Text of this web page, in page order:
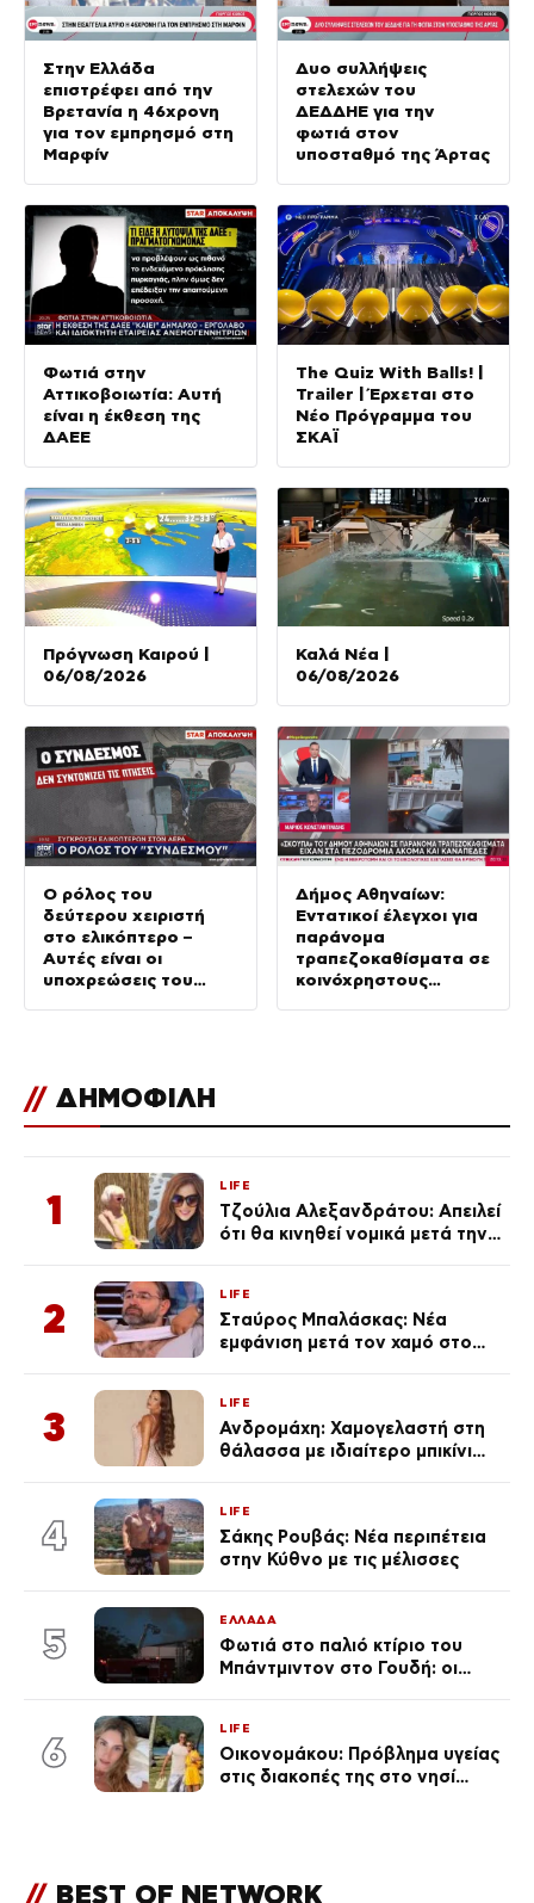
Στην Ελλάδα
επιστρέφει από την
Βρετανία η 46χρονη
για τον εμπρησμό στη
Μαρφίν
Δυο συλλήψεις
στελεχών του
ΔΕΔΔΗΕ για την
φωτιά στον
υποσταθμό της Άρτας
Φωτιά στην
Αττικοβοιωτία: Αυτή
είναι η έκθεση της
ΔΑΕΕ
The Quiz With Balls! |
Trailer | Έρχεται στο
Νέο Πρόγραμμα του
ΣΚΑΪ
Πρόγνωση Καιρού |
06/08/2026
Καλά Νέα |
06/08/2026
Ο ρόλος του
δεύτερου χειριστή
στο ελικόπτερο –
Αυτές είναι οι
υποχρεώσεις του
Δήμος Αθηναίων:
Εντατικοί έλεγχοι για
παράνομα
τραπεζοκαθίσματα σε
κοινόχρηστους
// ΔΗΜΟΦΙΛΗ
1
LIFE
Τζούλια Αλεξανδράτου: Απειλεί
ότι θα κινηθεί νομικά μετά την
2
LIFE
Σταύρος Μπαλάσκας: Νέα
εμφάνιση μετά τον χαμό στο
3
LIFE
Ανδρομάχη: Χαμογελαστή στη
θάλασσα με ιδιαίτερο μπικίνι
4
LIFE
Σάκης Ρουβάς: Νέα περιπέτεια
στην Κύθνο με τις μέλισσες
5
ΕΛΛΑΔΑ
Φωτιά στο παλιό κτίριο του
Μπάντμιντον στο Γουδή: οι
πλήθος ελλείψεων και σοβαρών
κενών»
6
LIFE
Οικονομάκου: Πρόβλημα υγείας
στις διακοπές της στο νησί
// BEST OF NETWORK